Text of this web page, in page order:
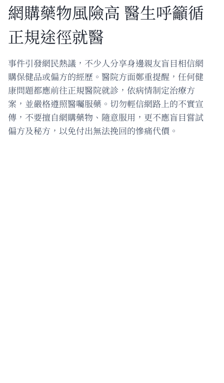
網購藥物風險高 醫生呼籲循
正規途徑就醫
事件引發網民熱議，不少人分享身邊親友盲目相信網
購保健品或偏方的經歷。醫院方面鄭重提醒，任何健
康問題都應前往正規醫院就診，依病情制定治療方
案，並嚴格遵照醫囑服藥。切勿輕信網路上的不實宣
傳，不要擅自網購藥物、隨意服用，更不應盲目嘗試
偏方及秘方，以免付出無法挽回的慘痛代價。